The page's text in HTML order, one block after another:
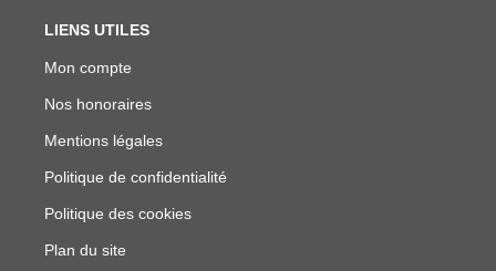
LIENS UTILES
Mon compte
Nos honoraires
Mentions légales
Politique de confidentialité
Politique des cookies
Plan du site